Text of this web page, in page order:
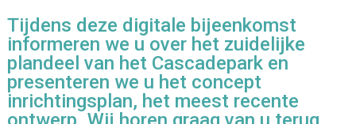
Tijdens deze digitale bijeenkomst
informeren we u over het zuidelijke
plandeel van het Cascadepark en
presenteren we u het concept
inrichtingsplan, het meest recente